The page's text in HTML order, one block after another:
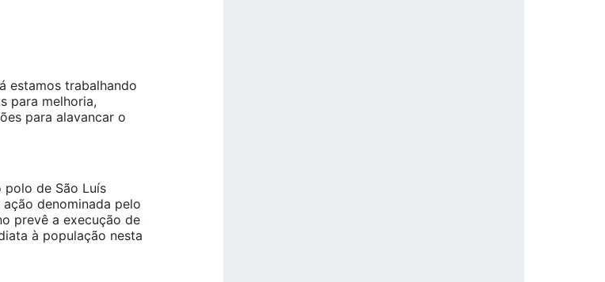
estamos trabalhando
para melhoria,
para alavancar o
polo de São Luís
denominada pelo
prevê a execução de
à população nesta